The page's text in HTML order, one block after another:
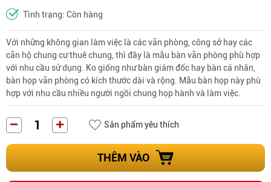
Tình trạng: Còn hàng
Với những không gian làm việc là các văn phòng, công sở hay các
căn hộ chung cư thuê chung, thì đây là mẫu bàn văn phòng phù hợp
với nhu cầu sử dụng. Ko giống như bàn giám đốc hay bàn cá nhân,
bàn họp văn phòng có kích thước dài và rộng. Mẫu bàn họp này phù
hợp với nhu cầu nhiều người ngồi chung họp hành và làm việc.
Sản phẩm yêu thích
THÊM VÀO